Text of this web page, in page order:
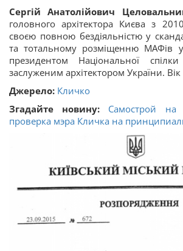
Сергій Анатолійович
головного архітектора Києва з
своєю повною бездіяльністю у
та тотальному розміщенню МАФів
президентом Національної спілки
заслуженим архітектором України.
Джерело: Кличко
Згадайте новину: Самострой
проверка мэра Кличка на